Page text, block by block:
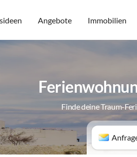
Angebote Immobilien
Finde deine Traum-